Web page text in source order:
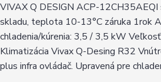
VIVAX Q DESIGN ACP-12CH35AEQI
skladu, teplota 10-13°C záruka 1rok
chladenia/kúrenia: 3,5 / 3,5 kW
Klimatizácia Vivax Q-Desing R32
plus infra ovládač. Upravená pre